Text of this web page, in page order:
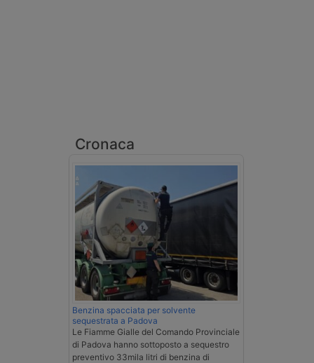
Cronaca
Benzina spacciata per solvente
sequestrata a Padova
Le Fiamme Gialle del Comando Provinciale
di Padova hanno sottoposto a sequestro
preventivo 33mila litri di benzina di